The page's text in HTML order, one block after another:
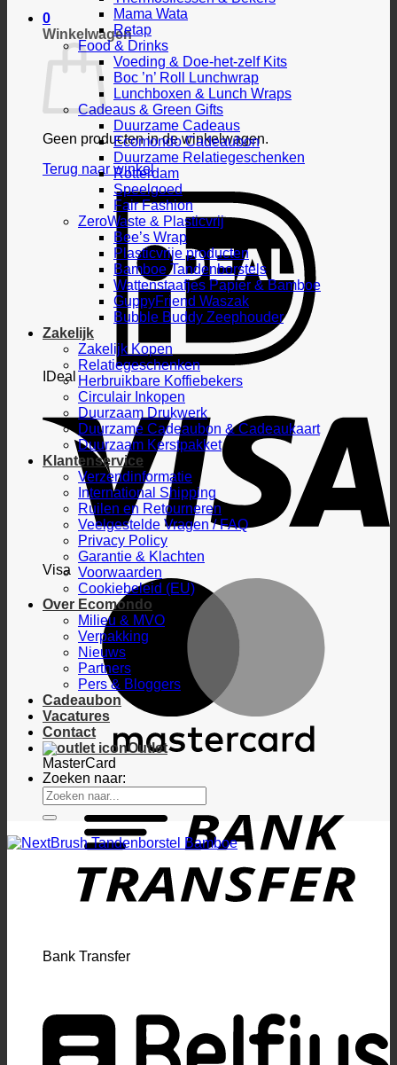
0
Winkelwagen
Geen producten in de winkelwagen.
Terug naar winkel
IDeal
Visa
MasterCard
Bank Transfer
Mama Wata
Retap
Food & Drinks
Voeding & Doe-het-zelf Kits
Boc ’n’ Roll Lunchwrap
Lunchboxen & Lunch Wraps
Cadeaus & Green Gifts
Duurzame Cadeaus
Ecomondo Cadeaubon
Duurzame Relatiegeschenken
Rotterdam
Speelgoed
Fair Fashion
ZeroWaste & Plasticvrij
Bee’s Wrap
Plasticvrije producten
Bamboe Tandenborstels
Wattenstaafjes Papier & Bamboe
GuppyFriend Waszak
Bubble Buddy Zeephouder
Zakelijk
Zakelijk Kopen
Relatiegeschenken
Herbruikbare Koffiebekers
Circulair Inkopen
Duurzaam Drukwerk
Duurzame Cadeaubon & Cadeaukaart
Duurzaam Kerstpakket
Klantenservice
Verzendinformatie
International Shipping
Ruilen en Retourneren
Veelgestelde Vragen / FAQ
Privacy Policy
Garantie & Klachten
Voorwaarden
Cookiebeleid (EU)
Over Ecomondo
Milieu & MVO
Verpakking
Nieuws
Partners
Pers & Bloggers
Cadeaubon
Vacatures
Contact
Outlet
Zoeken naar: